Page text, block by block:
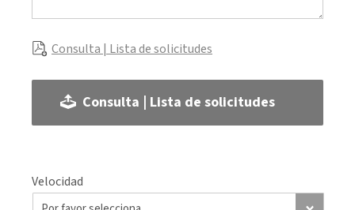
Consulta | Lista de solicitudes
Consulta | Lista de solicitudes
Velocidad